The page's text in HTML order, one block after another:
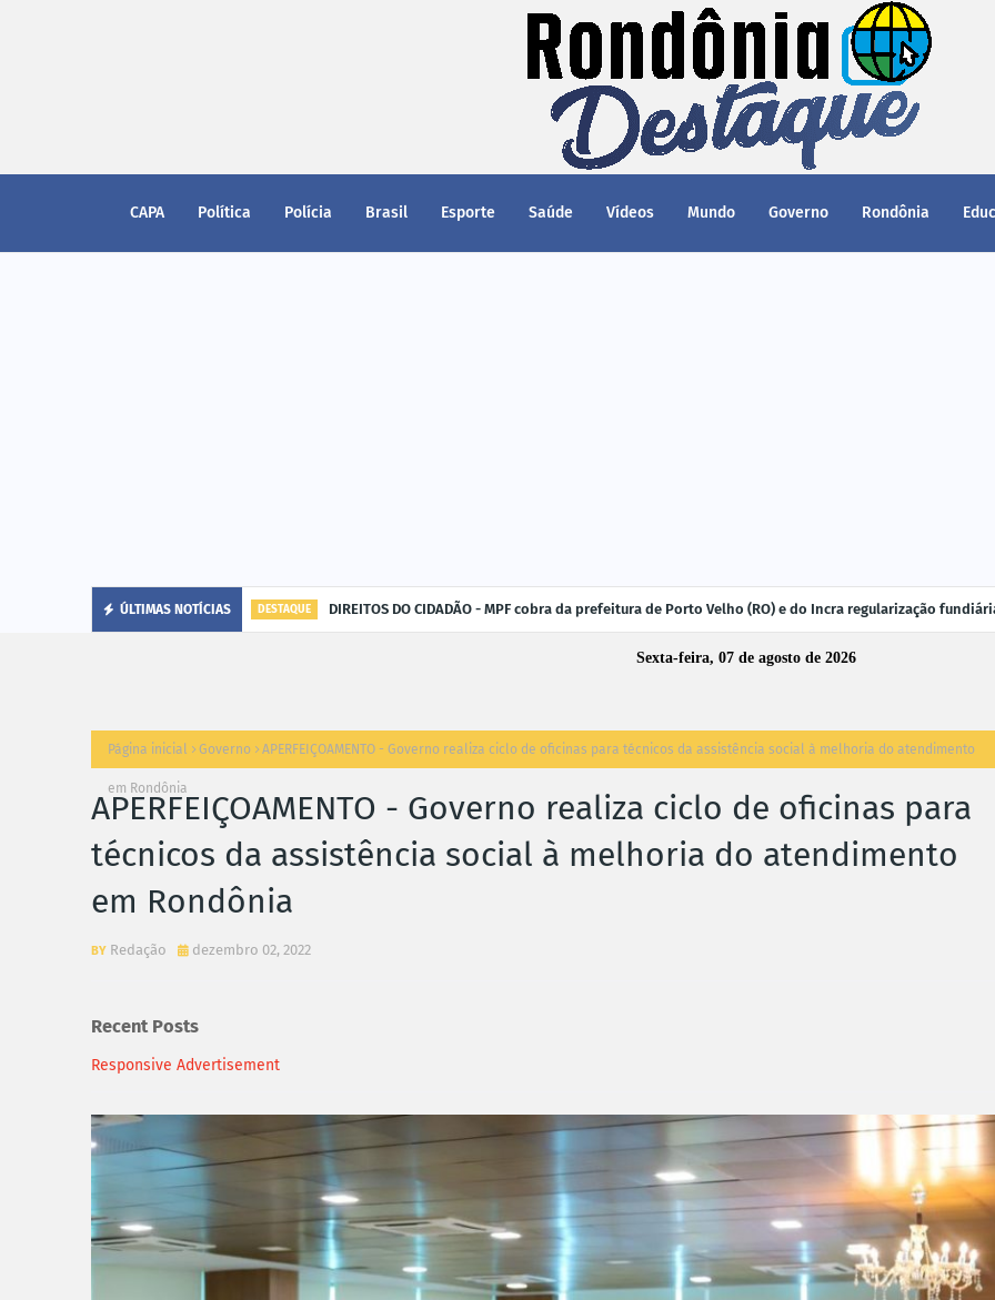
CAPA Política Polícia Brasil Esporte Saúde Vídeos Mundo Governo Rondônia
ÚLTIMAS NOTÍCIAS DESTAQUE DIREITOS DO CIDADÃO - MPF cobra da prefeitura de Porto Velho (RO) e do Incra regularização
Sexta-feira, 07 de agosto de 2026
Página inicial Governo APERFEIÇOAMENTO - Governo realiza ciclo de oficinas para técnicos da assistência social à melhoria do atendimento
em Rondônia
APERFEIÇOAMENTO - Governo realiza ciclo de oficinas para
técnicos da assistência social à melhoria do atendimento
em Rondônia
Redação dezembro 02, 2022
Recent Posts
Responsive Advertisement